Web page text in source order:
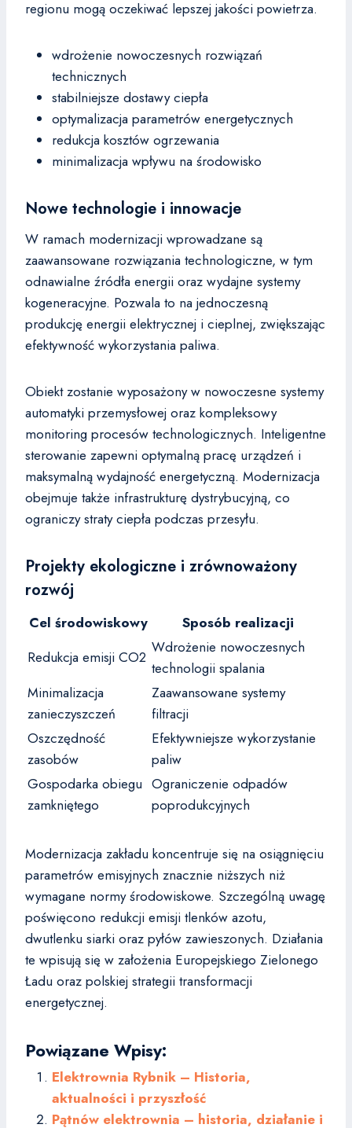
regionu mogą oczekiwać lepszej jakości powietrza.
wdrożenie nowoczesnych rozwiązań
technicznych
stabilniejsze dostawy ciepła
optymalizacja parametrów energetycznych
redukcja kosztów ogrzewania
minimalizacja wpływu na środowisko
Nowe technologie i innowacje
W ramach modernizacji wprowadzane są
zaawansowane rozwiązania technologiczne, w tym
odnawialne źródła energii oraz wydajne systemy
kogeneracyjne. Pozwala to na jednoczesną
produkcję energii elektrycznej i cieplnej, zwiększając
efektywność wykorzystania paliwa.
Obiekt zostanie wyposażony w nowoczesne systemy
automatyki przemysłowej oraz kompleksowy
monitoring procesów technologicznych. Inteligentne
sterowanie zapewni optymalną pracę urządzeń i
maksymalną wydajność energetyczną. Modernizacja
obejmuje także infrastrukturę dystrybucyjną, co
ograniczy straty ciepła podczas przesyłu.
Projekty ekologiczne i zrównoważony
rozwój
Cel środowiskowy
Sposób realizacji
Redukcja emisji CO2
Wdrożenie nowoczesnych
technologii spalania
Minimalizacja
zanieczyszczeń
Zaawansowane systemy
filtracji
Oszczędność
zasobów
Efektywniejsze wykorzystanie
paliw
Gospodarka obiegu
zamkniętego
Ograniczenie odpadów
poprodukcyjnych
Modernizacja zakładu koncentruje się na osiągnięciu
parametrów emisyjnych znacznie niższych niż
wymagane normy środowiskowe. Szczególną uwagę
poświęcono redukcji emisji tlenków azotu,
dwutlenku siarki oraz pyłów zawieszonych. Działania
te wpisują się w założenia Europejskiego Zielonego
Ładu oraz polskiej strategii transformacji
energetycznej.
Powiązane Wpisy:
Elektrownia Rybnik – Historia,
aktualności i przyszłość
Pątnów elektrownia – historia, działanie i